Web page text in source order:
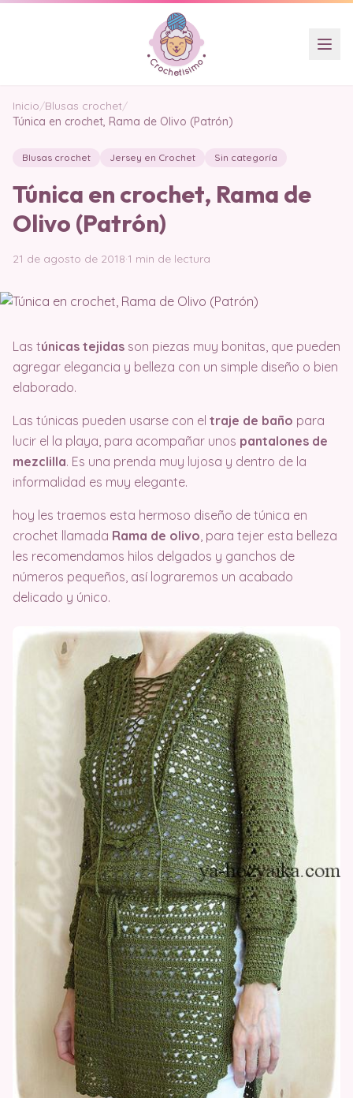
Inicio/Blusas crochet/
Túnica en crochet, Rama de Olivo (Patrón)
Blusas crochet Jersey en Crochet Sin categoría
Túnica en crochet, Rama de
Olivo (Patrón)
21 de agosto de 2018·1 min de lectura
Las túnicas tejidas son piezas muy bonitas, que pueden
agregar elegancia y belleza con un simple diseño o bien
elaborado.
Las túnicas pueden usarse con el traje de baño para
lucir el la playa, para acompañar unos pantalones de
mezclilla. Es una prenda muy lujosa y dentro de la
informalidad es muy elegante.
hoy les traemos esta hermoso diseño de túnica en
crochet llamada Rama de olivo, para tejer esta belleza
les recomendamos hilos delgados y ganchos de
números pequeños, así lograremos un acabado
delicado y único.